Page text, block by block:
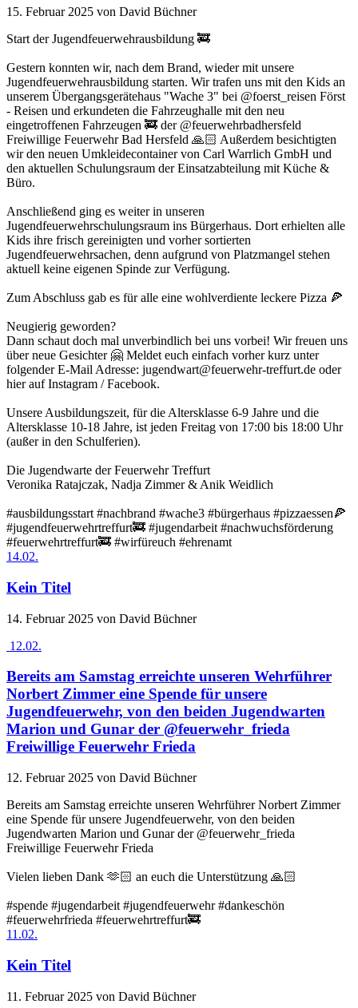
15. Februar 2025 von David Büchner
Start der Jugendfeuerwehrausbildung 🚒
Gestern konnten wir, nach dem Brand, wieder mit unsere
Jugendfeuerwehrausbildung starten. Wir trafen uns mit den Kids an
unserem Übergangsgerätehaus "Wache 3" bei @foerst_reisen Först
- Reisen und erkundeten die Fahrzeughalle mit den neu
eingetroffenen Fahrzeugen 🚒 der @feuerwehrbadhersfeld
Freiwillige Feuerwehr Bad Hersfeld 🙏🏻 Außerdem besichtigten
wir den neuen Umkleidecontainer von Carl Warrlich GmbH und
den aktuellen Schulungsraum der Einsatzabteilung mit Küche &
Büro.
Anschließend ging es weiter in unseren
Jugendfeuerwehrschulungsraum ins Bürgerhaus. Dort erhielten alle
Kids ihre frisch gereinigten und vorher sortierten
Jugendfeuerwehrsachen, denn aufgrund von Platzmangel stehen
aktuell keine eigenen Spinde zur Verfügung.
Zum Abschluss gab es für alle eine wohlverdiente leckere Pizza 🍕
Neugierig geworden?
Dann schaut doch mal unverbindlich bei uns vorbei! Wir freuen uns
über neue Gesichter 🤗 Meldet euch einfach vorher kurz unter
folgender E-Mail Adresse: jugendwart@feuerwehr-treffurt.de oder
hier auf Instagram / Facebook.
Unsere Ausbildungszeit, für die Altersklasse 6-9 Jahre und die
Altersklasse 10-18 Jahre, ist jeden Freitag von 17:00 bis 18:00 Uhr
(außer in den Schulferien).
Die Jugendwarte der Feuerwehr Treffurt
Veronika Ratajczak, Nadja Zimmer & Anik Weidlich
#ausbildungsstart #nachbrand #wache3 #bürgerhaus #pizzaessen🍕
#jugendfeuerwehrtreffurt🚒 #jugendarbeit #nachwuchsförderung
#feuerwehrtreffurt🚒 #wirfüreuch #ehrenamt
14.02.
Kein Titel
14. Februar 2025 von David Büchner
12.02.
Bereits am Samstag erreichte unseren Wehrführer
Norbert Zimmer eine Spende für unsere
Jugendfeuerwehr, von den beiden Jugendwarten
Marion und Gunar der @feuerwehr_frieda
Freiwillige Feuerwehr Frieda
12. Februar 2025 von David Büchner
Bereits am Samstag erreichte unseren Wehrführer Norbert Zimmer
eine Spende für unsere Jugendfeuerwehr, von den beiden
Jugendwarten Marion und Gunar der @feuerwehr_frieda
Freiwillige Feuerwehr Frieda
Vielen lieben Dank 🫶🏻 an euch die Unterstützung 🙏🏻
#spende #jugendarbeit #jugendfeuerwehr #dankeschön
#feuerwehrfrieda #feuerwehrtreffurt🚒
11.02.
Kein Titel
11. Februar 2025 von David Büchner